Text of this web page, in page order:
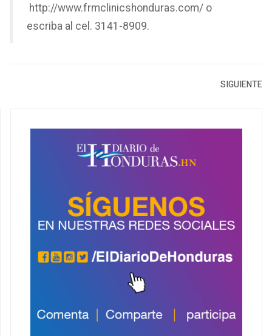
http://www.frmclinicshonduras.com/ o
escriba al cel. 3141-8909.
SIGUIENTE